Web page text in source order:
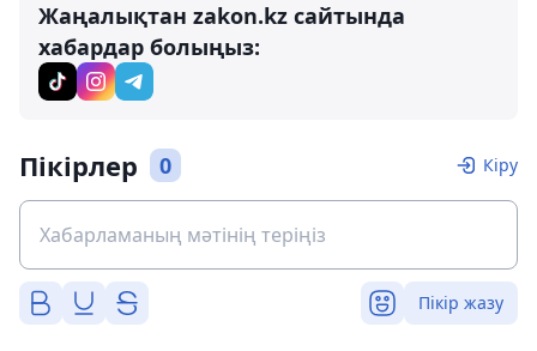
Жаңалықтан zakon.kz сайтында
хабардар болыңыз:
Пікірлер 0 Кіру
Пікір жазу